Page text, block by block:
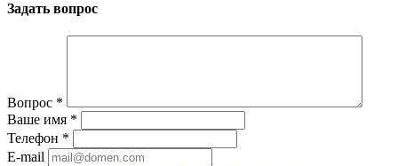
Задать вопрос
Вопрос *
Ваше имя *
Телефон *
E-mail